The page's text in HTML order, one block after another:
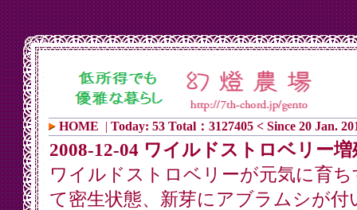
HOME | Today: 53 Total：3127405 < Since 20 Jan.
2008-12-04 ワイルドストロベリー増
ワイルドストロベリーが元気に育ち
て密生状態、新芽にアブラムシが付